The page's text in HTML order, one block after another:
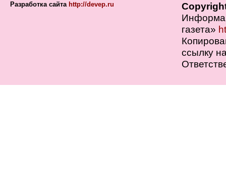
газета»
ссылку
Разработка сайта http://devep.ru